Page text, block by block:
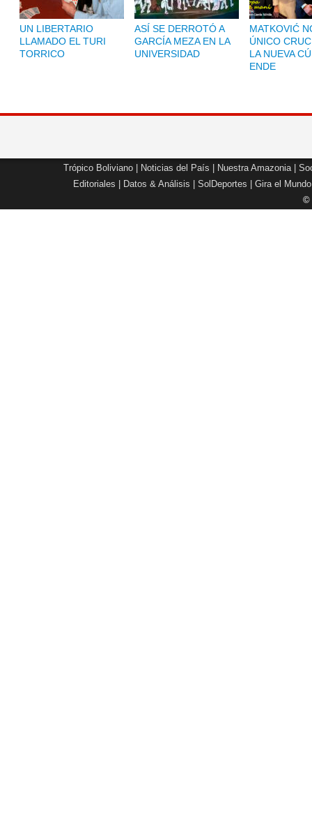
UN LIBERTARIO
LLAMADO EL TURI
TORRICO
ASÍ SE DERROTÓ A
GARCÍA MEZA EN LA
UNIVERSIDAD
MATKOVIĆ
ÚNICO
LA NUEVA
ENDE
Trópico Boliviano Noticias del País Nuestra Amazonia|
Editoriales
Datos & Análisis SolDeportes Gira el Mundo
©